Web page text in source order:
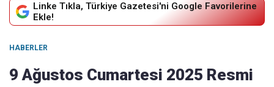
Linke Tıkla, Türkiye Gazetesi'ni Google Favorilerine
Ekle!
HABERLER
9 Ağustos Cumartesi 2025 Resmi